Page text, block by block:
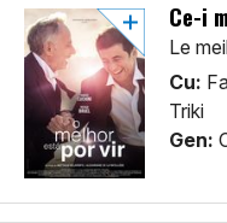
Ce-i
Le
Cu:
Triki
Gen: